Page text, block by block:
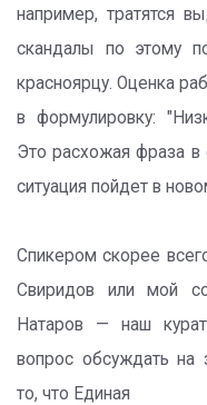
например, тратятся
скандалы по этому
красноярцу. Оценка
в формулировку:
Это расхожая фраза в
ситуация пойдет в
Спикером скорее
Свиридов или мой
Натаров — наш
вопрос обсуждать на
то, что Единая